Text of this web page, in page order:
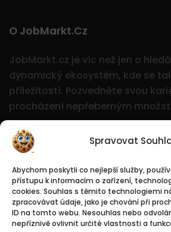
Spravovat
Abychom poskytli co nejlepší služby,
přístupu k informacím o zařízení,
cookies. Souhlas s těmito technologiemi
zpracovávat údaje, jako je chování při
ID na tomto webu. Nesouhlas nebo
nepříznivě ovlivnit určité vlastnosti a
O JobMarkt.cz
JobMarkt.cz je víc než jen o
dynamický ekosystém, kde se
příležitostí. Pozvedněte svou
procházení nepřeberným
Logo Jobmarkt.cz ® je
známka.